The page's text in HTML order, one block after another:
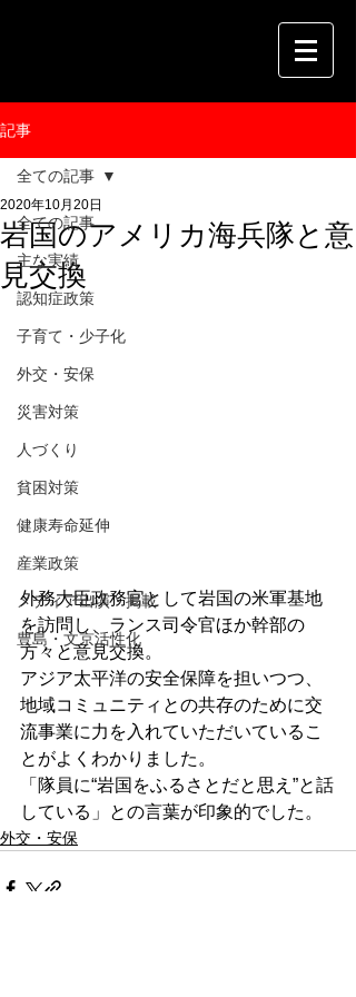
記事
全ての記事
主な実績
認知症政策
子育て・少子化
外交・安保
災害対策
人づくり
貧困対策
健康寿命延伸
産業政策
メディア出演・掲載
豊島・文京活性化
全ての記事
岩国のアメリカ海兵隊と意
見交換
2020年10月20日
外務大臣政務官として岩国の米軍基地
を訪問し、ランス司令官ほか幹部の
方々と意見交換。
アジア太平洋の安全保障を担いつつ、
地域コミュニティとの共存のために交
流事業に力を入れていただいているこ
とがよくわかりました。
「隊員に“岩国をふるさとだと思え”と話
している」との言葉が印象的でした。
外交・安保